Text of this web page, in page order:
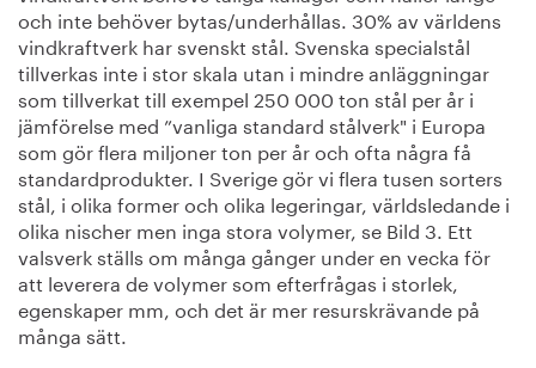
och inte behöver bytas/underhållas. 30% av världens
vindkraftverk har svenskt stål. Svenska specialstål
tillverkas inte i stor skala utan i mindre anläggningar
som tillverkat till exempel 250 000 ton stål per år i
jämförelse med ”vanliga standard stålverk" i Europa
som gör flera miljoner ton per år och ofta några få
standardprodukter. I Sverige gör vi flera tusen sorters
stål, i olika former och olika legeringar, världsledande i
olika nischer men inga stora volymer, se Bild 3. Ett
valsverk ställs om många gånger under en vecka för
att leverera de volymer som efterfrågas i storlek,
egenskaper mm, och det är mer resurskrävande på
många sätt.